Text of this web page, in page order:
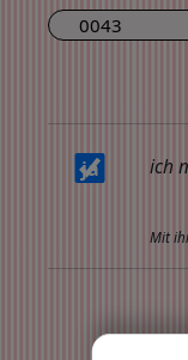
ich
Mit